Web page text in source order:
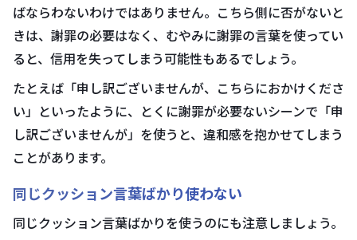
ばならわないわけではありません。こちら側に否がないと
きは、謝罪の必要はなく、むやみに謝罪の言葉を使ってい
ると、信用を失ってしまう可能性もあるでしょう。
たとえば「申し訳ございませんが、こちらにおかけくださ
い」といったように、とくに謝罪が必要ないシーンで「申
し訳ございませんが」を使うと、違和感を抱かせてしまう
ことがあります。
同じクッション言葉ばかり使わない
同じクッション言葉ばかりを使うのにも注意しましょう。